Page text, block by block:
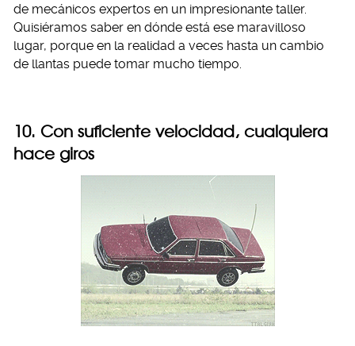
de mecánicos expertos en un impresionante taller.
Quisiéramos saber en dónde está ese maravilloso
lugar, porque en la realidad a veces hasta un cambio
de llantas puede tomar mucho tiempo.
10. Con suficiente velocidad, cualquiera
hace giros